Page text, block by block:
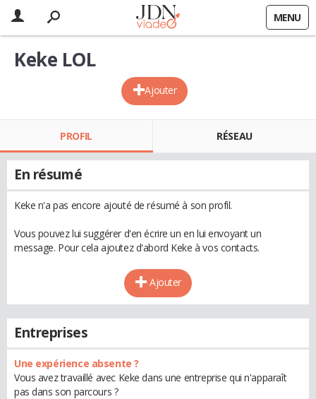
MENU
Ajouter
Keke LOL
PROFIL RÉSEAU
En résumé
Keke n'a pas encore ajouté de résumé à son profil.
Vous pouvez lui suggérer d'en écrire un en lui envoyant un
message. Pour cela ajoutez d'abord Keke à vos contacts.
Ajouter
Entreprises
Une expérience absente ?
Vous avez travaillé avec Keke dans une entreprise qui n'apparaît
pas dans son parcours ?